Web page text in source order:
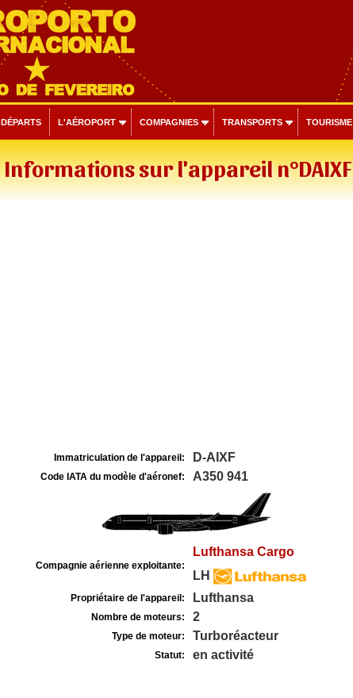
DÉPARTS L'AÉROPORT COMPAGNIES TRANSPORTS TOURISME
Informations sur l'appareil n°DAIXF
Immatriculation de l'appareil: D-AIXF
Code IATA du modèle d'aéronef: A350 941
Compagnie aérienne exploitante:
Lufthansa Cargo
LH
Propriétaire de l'appareil: Lufthansa
Nombre de moteurs: 2
Type de moteur: Turboréacteur
Statut: en activité